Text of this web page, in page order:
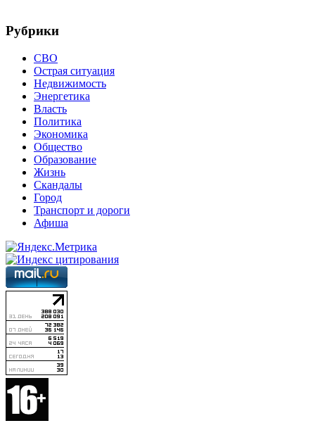
Рубрики
СВО
Острая ситуация
Недвижимость
Энергетика
Власть
Политика
Экономика
Общество
Образование
Жизнь
Скандалы
Город
Транспорт и дороги
Афиша